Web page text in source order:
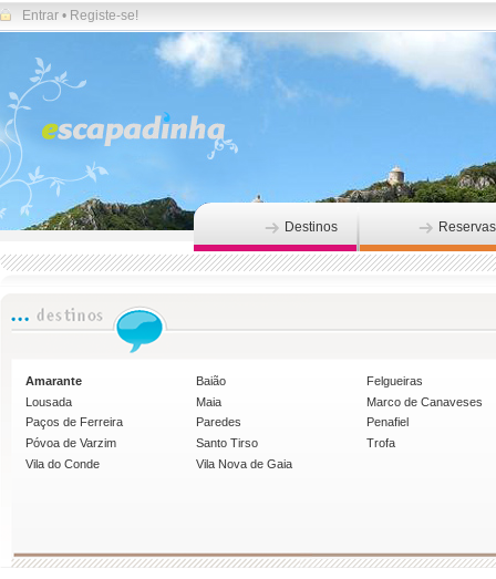
Entrar • Registe-se!
Destinos Reservas
Amarante Baião
Felgueiras
Lousada
Maia
Marco de Canaveses
Paços de Ferreira
Paredes
Penafiel
Póvoa de Varzim
Santo Tirso
Trofa
Vila do Conde
Vila Nova de Gaia